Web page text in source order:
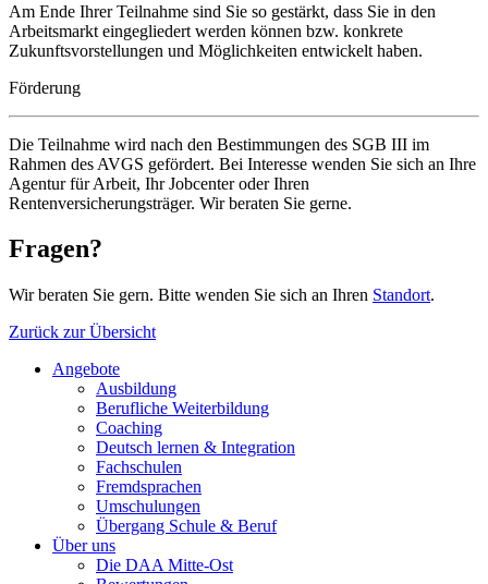
Am Ende Ihrer Teilnahme sind Sie so gestärkt, dass Sie in den
Arbeitsmarkt eingegliedert werden können bzw. konkrete
Zukunftsvorstellungen und Möglichkeiten entwickelt haben.
Förderung
Die Teilnahme wird nach den Bestimmungen des SGB III im
Rahmen des AVGS gefördert. Bei Interesse wenden Sie sich an Ihre
Agentur für Arbeit, Ihr Jobcenter oder Ihren
Rentenversicherungsträger. Wir beraten Sie gerne.
Fragen?
Wir beraten Sie gern. Bitte wenden Sie sich an Ihren Standort.
Zurück zur Übersicht
Angebote
Ausbildung
Berufliche Weiterbildung
Coaching
Deutsch lernen & Integration
Fachschulen
Fremdsprachen
Umschulungen
Übergang Schule & Beruf
Über uns
Die DAA Mitte-Ost